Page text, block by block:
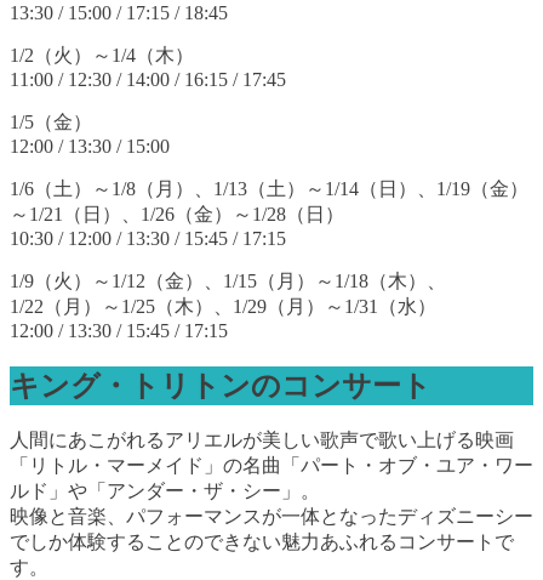
13:30 / 15:00 / 17:15 / 18:45
1/2（火）～1/4（木）
11:00 / 12:30 / 14:00 / 16:15 / 17:45
1/5（金）
12:00 / 13:30 / 15:00
1/6（土）～1/8（月）、1/13（土）～1/14（日）、1/19（金）
～1/21（日）、1/26（金）～1/28（日）
10:30 / 12:00 / 13:30 / 15:45 / 17:15
1/9（火）～1/12（金）、1/15（月）～1/18（木）、
1/22（月）～1/25（木）、1/29（月）～1/31（水）
12:00 / 13:30 / 15:45 / 17:15
キング・トリトンのコンサート
人間にあこがれるアリエルが美しい歌声で歌い上げる映画
「リトル・マーメイド」の名曲「パート・オブ・ユア・ワー
ルド」や「アンダー・ザ・シー」。
映像と音楽、パフォーマンスが一体となったディズニーシー
でしか体験することのできない魅力あふれるコンサートで
す。